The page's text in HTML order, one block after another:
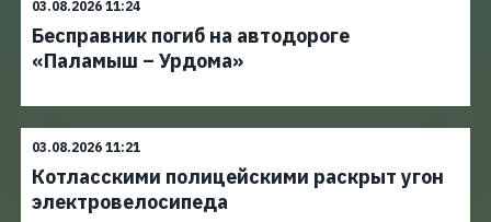
03.08.2026 11:24
Бесправник погиб на автодороге
«Паламыш – Урдома»
03.08.2026 11:21
Котласскими полицейскими раскрыт угон
электровелосипеда